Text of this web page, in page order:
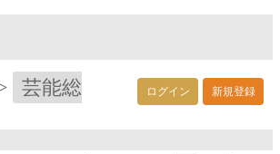
ログイン 新規登録
芸能総